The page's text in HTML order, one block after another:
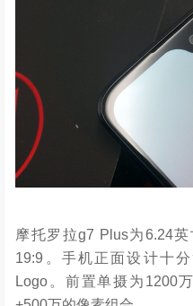
摩托罗拉g7 Plus为6.24
19:9。手机正面设计十
Logo。前置单摄为1200